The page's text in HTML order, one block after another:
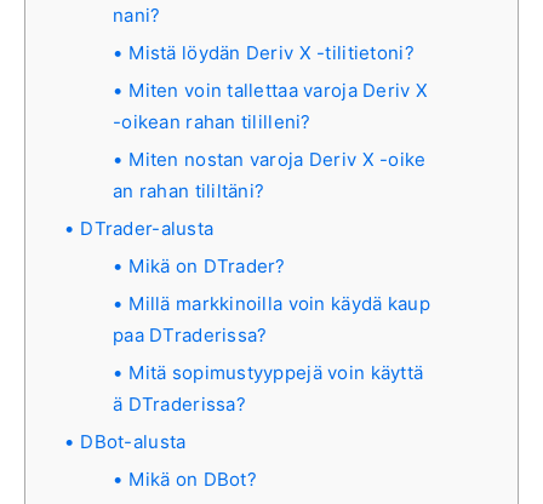
nani?
Mistä löydän Deriv X -tilitietoni?
Miten voin tallettaa varoja Deriv X
-oikean rahan tililleni?
Miten nostan varoja Deriv X -oike
an rahan tililtäni?
DTrader-alusta
Mikä on DTrader?
Millä markkinoilla voin käydä kaup
paa DTraderissa?
Mitä sopimustyyppejä voin käyttä
ä DTraderissa?
DBot-alusta
Mikä on DBot?